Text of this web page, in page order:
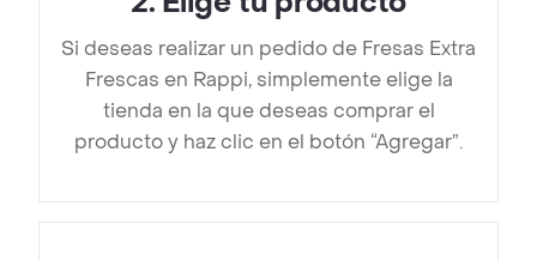
Si deseas realizar un pedido de Fresas Extra
Frescas en Rappi, simplemente elige la
tienda en la que deseas comprar el
producto y haz clic en el botón “Agregar”.